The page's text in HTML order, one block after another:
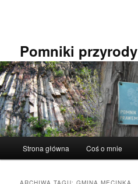
Pomniki przyrody
Strona główna Coś o mnie